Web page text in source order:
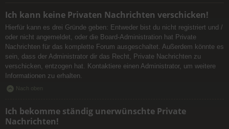
Ich kann keine Privaten Nachrichten verschicken!
Hierfür kann es drei Gründe geben: Entweder bist du nicht registriert und /
oder nicht angemeldet, oder die Board-Administration hat Private
Nachrichten für das komplette Forum ausgeschaltet. Außerdem könnte es
sein, dass der Administrator dir das Recht, Private Nachrichten zu
verschicken, entzogen hat. Kontaktiere einen Administrator, um weitere
Informationen zu erhalten.
Nach oben
Ich bekomme ständig unerwünschte Private
Nachrichten!